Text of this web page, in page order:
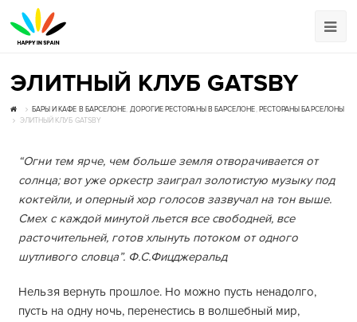
ЭЛИТНЫЙ КЛУБ GATSBY
БАРЫ И КАФЕ В БАРСЕЛОНЕ, ДОРОГИЕ РЕСТОРАНЫ В БАРСЕЛОНЕ, РЕСТОРАНЫ БАРСЕЛОНЫ
ЭЛИТНЫЙ КЛУБ GATSBY
“Огни тем ярче, чем больше земля отворачивается от
солнца; вот уже оркестр заиграл золотистую музыку под
коктейли, и оперный хор голосов зазвучал на тон выше.
Смех с каждой минутой льется все свободней, все
расточительней, готов хлынуть потоком от одного
шутливого словца”. Ф.С.Фицджеральд
Нельзя вернуть прошлое. Но можно пусть ненадолго,
пусть на одну ночь, перенестись в волшебный мир,